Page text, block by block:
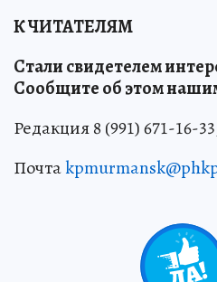
К ЧИТАТЕЛЯМ
Стали свидетелем
Сообщите об этом
Редакция 8 (991) 671-16-
Почта